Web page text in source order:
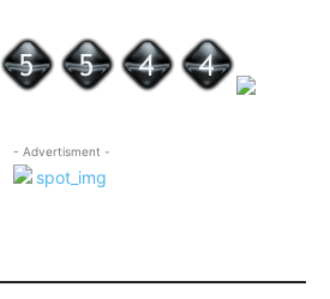
- Advertisment -